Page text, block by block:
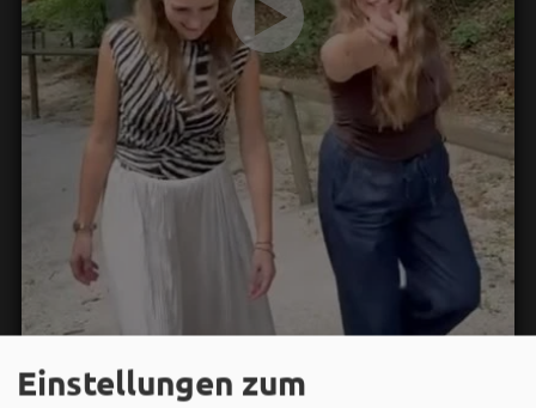
Einstellungen zum